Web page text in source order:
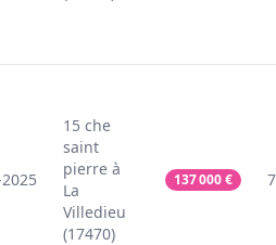
15 che
saint
pierre à
La
Villedieu
(17470)
137 000€